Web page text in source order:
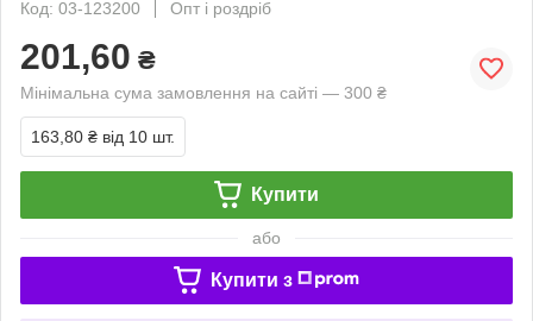
Код: 03-123200
Опт і роздріб
201,60 ₴
Мінімальна сума замовлення на сайті — 300 ₴
163,80 ₴ від 10 шт.
Купити
або
Купити з